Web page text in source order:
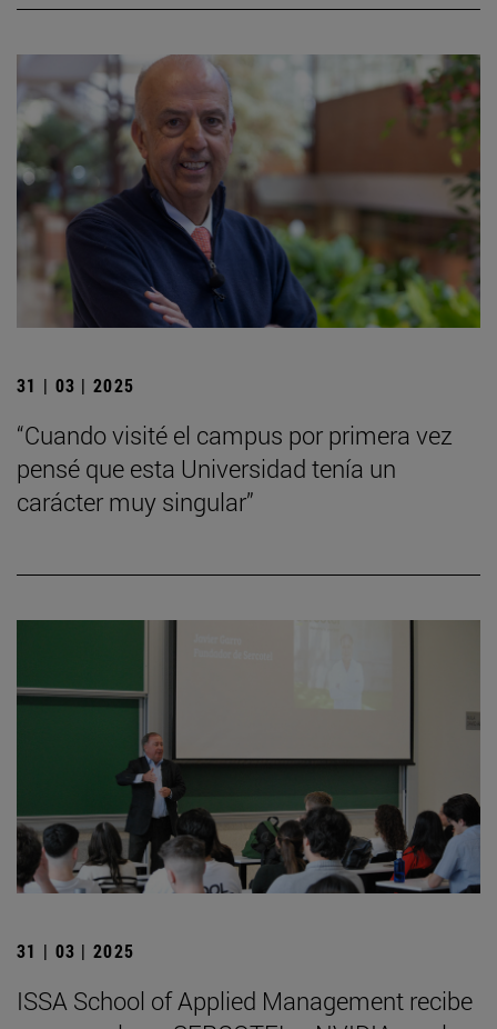
31 | 03 | 2025
“Cuando visité el campus por primera vez
pensé que esta Universidad tenía un
carácter muy singular”
31 | 03 | 2025
ISSA School of Applied Management recibe